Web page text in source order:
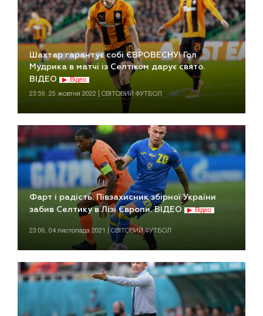
Шахтар гарантує собі ЄВРОВЕСНУ! Гол
Мудрика в матчі із Селтіком дарує свято.
ВІДЕО
Відео
23:59, 25 жовтня 2022 | СВІТОВИЙ ФУТБОЛ
Фарт і радість. Півзахисник збірної України
забив Селтику в Лізі Європи. ВІДЕО
Відео
23:06, 04 листопада 2021 | СВІТОВИЙ ФУТБОЛ